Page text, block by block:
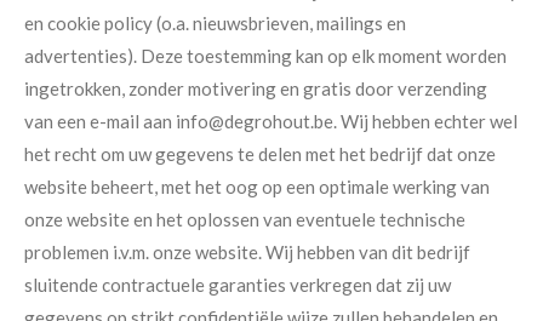
en cookie policy (o.a. nieuwsbrieven, mailings en
advertenties). Deze toestemming kan op elk moment worden
ingetrokken, zonder motivering en gratis door verzending
van een e-mail aan info@degrohout.be. Wij hebben echter wel
het recht om uw gegevens te delen met het bedrijf dat onze
website beheert, met het oog op een optimale werking van
onze website en het oplossen van eventuele technische
problemen i.v.m. onze website. Wij hebben van dit bedrijf
sluitende contractuele garanties verkregen dat zij uw